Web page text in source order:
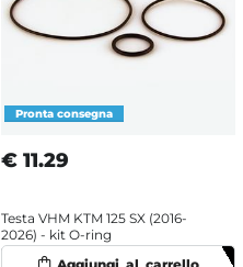
€ 11.29
Testa VHM KTM 125 SX (2016-
2026) - kit O-ring